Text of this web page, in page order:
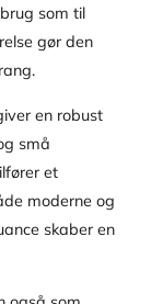
som til
gør den
en robust
små
et
moderne og
skaber en